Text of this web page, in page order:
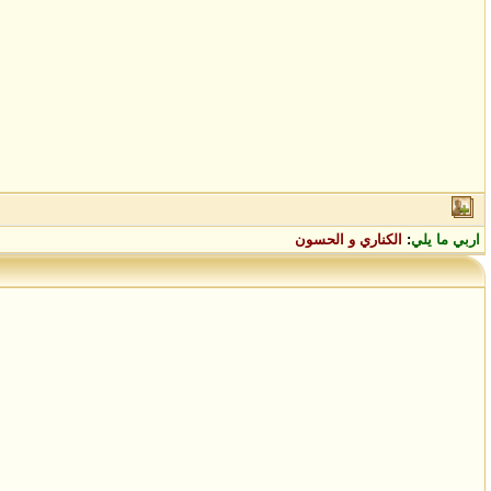
اربي ما يلي: الكناري و الحسون